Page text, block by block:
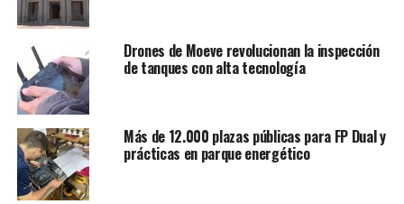
Drones de Moeve revolucionan la inspección
de tanques con alta tecnología
Más de 12.000 plazas públicas para FP Dual y
prácticas en parque energético